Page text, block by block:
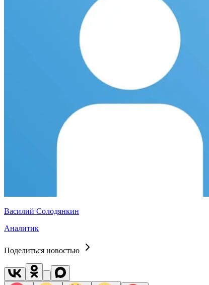
Василий Солодянкин
Аналитик
Поделиться новостью